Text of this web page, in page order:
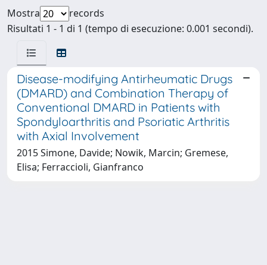
Mostra
records
Risultati 1 - 1 di 1 (tempo di esecuzione: 0.001 secondi).
Disease-modifying Antirheumatic Drugs
(DMARD) and Combination Therapy of
Conventional DMARD in Patients with
Spondyloarthritis and Psoriatic Arthritis
with Axial Involvement
2015 Simone, Davide; Nowik, Marcin; Gremese,
Elisa; Ferraccioli, Gianfranco